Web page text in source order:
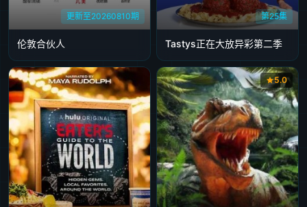
更新至20260810期
伦敦合伙人
第25集
Tastys正在大放异彩第二季
5.0